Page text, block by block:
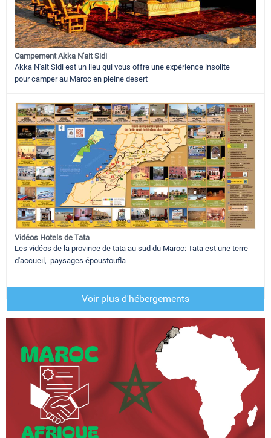
Campement Akka N'ait Sidi
Akka N'ait Sidi est un lieu qui vous offre une expérience insolite
pour camper au Maroc en pleine desert
Vidéos Hotels de Tata
Les vidéos de la province de tata au sud du Maroc: Tata est une terre
d'accueil, paysages époustoufla
Voir plus d'hébergements